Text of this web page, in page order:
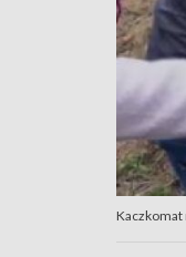
Kaczkomat